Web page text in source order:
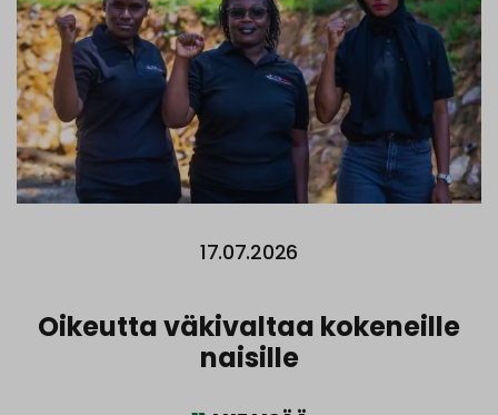
17.07.2026
Oikeutta väkivaltaa kokeneille
naisille